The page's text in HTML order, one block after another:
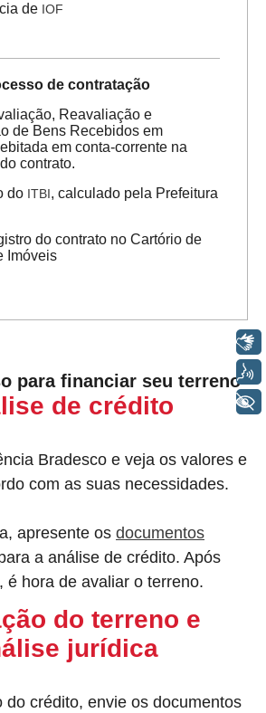
de IOF
de contratação
Reavaliação e
de Bens Recebidos em
em conta-corrente na
contrato.
do ITBI, calculado pela Prefeitura
do contrato no Cartório de
Imóveis
para financiar seu terreno
de crédito
Bradesco e veja os valores e
com as suas necessidades.
apresente os documentos
a análise de crédito. Após
é hora de avaliar o terreno.
do terreno e
jurídica
do crédito, envie os documentos
+ Acessibilidade